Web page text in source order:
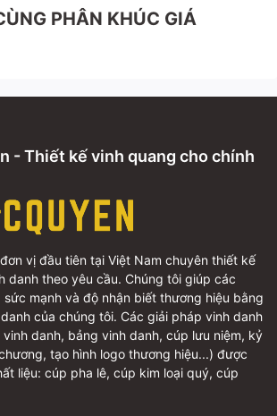
PHÂN KHÚC GIÁ
- Thiết kế vinh quang cho chính
vị đầu tiên tại Việt Nam chuyên thiết kế
danh theo yêu cầu. Chúng tôi giúp các
mạnh và độ nhận biết thương hiệu bằng
của chúng tôi. Các giải pháp vinh danh
danh, bảng vinh danh, cúp lưu niệm, kỷ
tạo hình logo thương hiệu...) được
liệu: cúp pha lê, cúp kim loại quý, cúp